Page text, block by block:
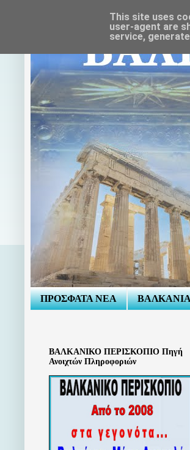
ΠΡΟΣΦΑΤΑ ΝΕΑ
ΒΑΛΚΑΝΙΚΟ ΠΕΡΙΣΚΟΠΙΟ Πηγή
Ανοιχτών Πληροφοριών
This site uses
user-agent are
service,